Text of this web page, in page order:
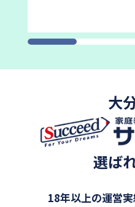
大
選ば
18年以上の運営